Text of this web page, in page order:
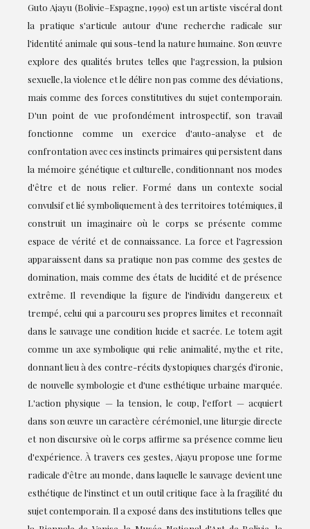
Guto Ajayu (Bolivie–Espagne, 1990) est un artiste viscéral dont
la pratique s'articule autour d'une recherche radicale sur
l'identité animale qui sous-tend la nature humaine. Son œuvre
explore des qualités brutes telles que l'agression, la pulsion
sexuelle, la violence et le délire non pas comme des déviations,
mais comme des forces constitutives du sujet contemporain.
D'un point de vue profondément introspectif, son travail
fonctionne comme un exercice d'auto-analyse et de
confrontation avec ces instincts primaires qui persistent dans
la mémoire génétique et culturelle, conditionnant nos modes
d'être et de nous relier. Formé dans un contexte social
convulsif et lié symboliquement à des territoires totémiques, il
construit un imaginaire où le corps se présente comme
espace de vérité et de connaissance. La force et l'agression
apparaissent dans sa pratique non pas comme des gestes de
domination, mais comme des états de lucidité et de présence
extrême. Il revendique la figure de l'individu dangereux et
trempé, celui qui a parcouru ses propres limites et reconnaît
dans le sauvage une condition lucide et sacrée. Le totem agit
comme un axe symbolique qui relie animalité, mythe et rite,
donnant lieu à des contre-récits dystopiques chargés d'ironie,
de nouvelle symbologie et d'une esthétique urbaine marquée.
L'action physique — la tension, le coup, l'effort — acquiert
dans son œuvre un caractère cérémoniel, une liturgie directe
et non discursive où le corps affirme sa présence comme lieu
d'expérience. À travers ces gestes, Ajayu propose une forme
radicale d'être au monde, dans laquelle le sauvage devient une
esthétique de l'instinct et un outil critique face à la fragilité du
sujet contemporain. Il a exposé dans des institutions telles que